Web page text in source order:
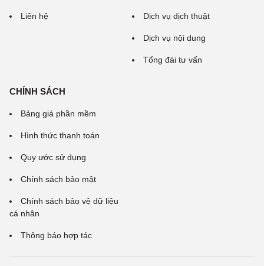
Liên hệ Dịch vụ dịch thuật
Dịch vụ nội dung
Tổng đài tư vấn
CHÍNH SÁCH
Bảng giá phần mềm
Hình thức thanh toán
Quy ước sử dụng
Chính sách bảo mật
Chính sách bảo vệ dữ liệu
cá nhân
Thông báo hợp tác